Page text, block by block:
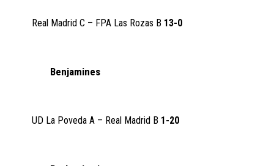
Real Madrid C – FPA Las Rozas B 13-0
Benjamines
UD La Poveda A – Real Madrid B 1-20